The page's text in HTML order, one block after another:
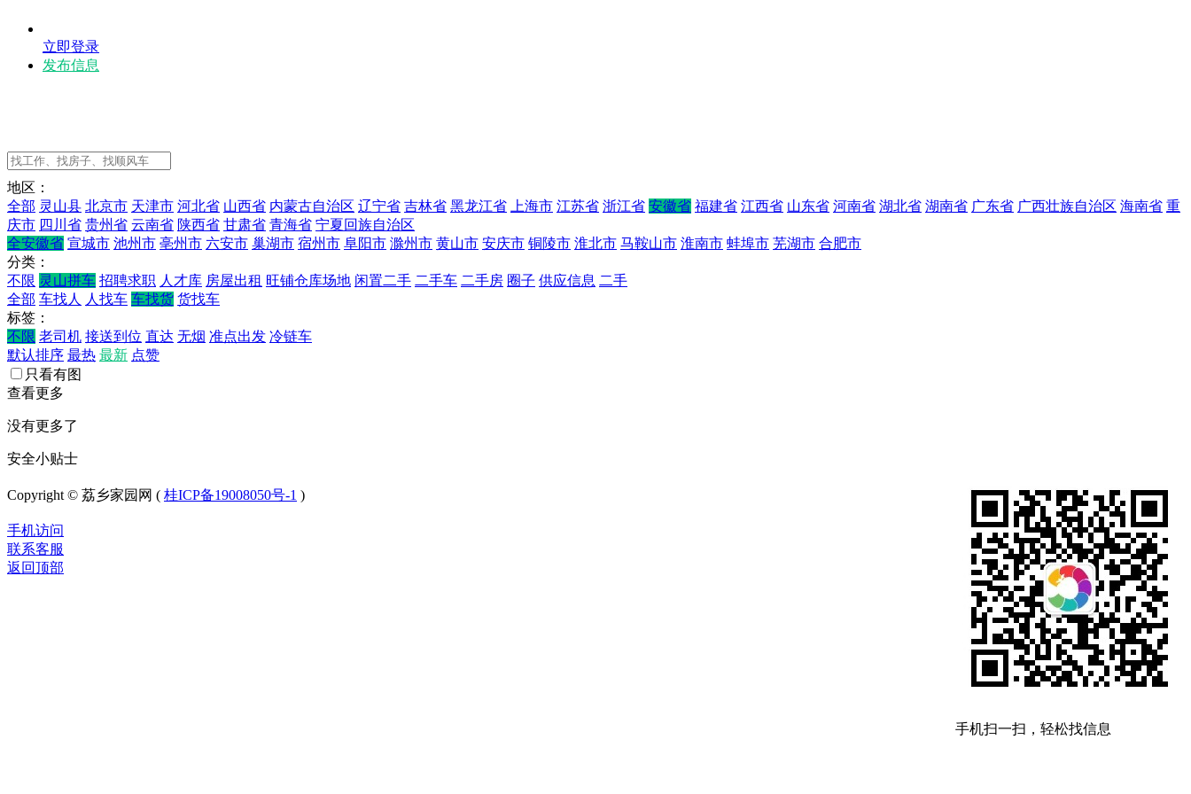
立即登录
发布信息
地区：
全部 灵山县 北京市 天津市 河北省 山西省 内蒙古自治区 辽宁省 吉林省 黑龙江省 上海市 江苏省 浙江省 安徽省 福建省 江西省 山东省 河南省 湖北省 湖南省 广东省 广西壮族自治区 海南省 重
庆市 四川省 贵州省 云南省 陕西省 甘肃省 青海省 宁夏回族自治区
全安徽省 宣城市 池州市 亳州市 六安市 巢湖市 宿州市 阜阳市 滁州市 黄山市 安庆市 铜陵市 淮北市 马鞍山市 淮南市 蚌埠市 芜湖市 合肥市
分类：
不限 灵山拼车 招聘求职 人才库 房屋出租 旺铺仓库场地 闲置二手 二手车 二手房 圈子 供应信息 二手
全部 车找人 人找车 车找货 货找车
标签：
不限 老司机 接送到位 直达 无烟 准点出发 冷链车
默认排序 最热 最新 点赞
只看有图
查看更多
没有更多了
安全小贴士
手机扫一扫，轻松找信息
Copyright © 荔乡家园网 ( 桂ICP备19008050号-1 )
手机访问
联系客服
返回顶部